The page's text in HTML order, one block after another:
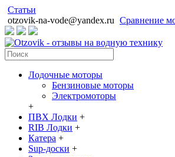
Статьи
otzovik-na-vode@yandex.ru Сравнение
Лодочные моторы
Бензиновые моторы
Электромоторы
+
ПВХ Лодки +
RIB Лодки +
Катера +
Sup-доски +